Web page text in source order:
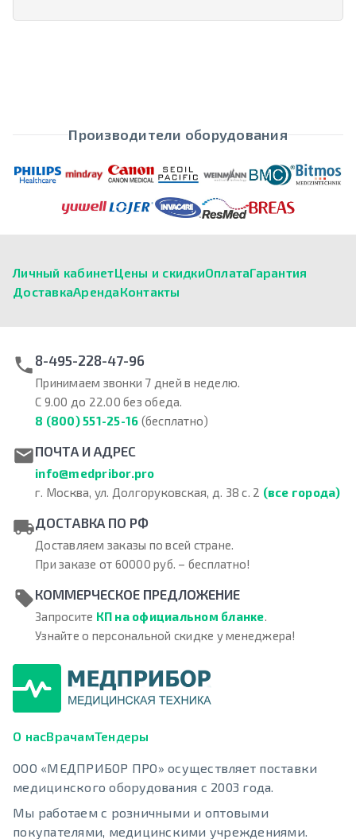
Производители оборудования
Личный кабинетЦены и скидкиОплатаГарантия
ДоставкаАрендаКонтакты
8-495-228-47-96
Принимаем звонки 7 дней в неделю.
С 9.00 до 22.00 без обеда.
8 (800) 551-25-16 (бесплатно)
ПОЧТА И АДРЕС
info@medpribor.pro
г. Москва, ул. Долгоруковская, д. 38 с. 2 (все города)
ДОСТАВКА ПО РФ
Доставляем заказы по всей стране.
При заказе от 60000 руб. – бесплатно!
КОММЕРЧЕСКОЕ ПРЕДЛОЖЕНИЕ
Запросите КП на официальном бланке.
Узнайте о персональной скидке у менеджера!
О насВрачамТендеры
ООО «МЕДПРИБОР ПРО» осуществляет поставки
медицинского оборудования с 2003 года.
Мы работаем с розничными и оптовыми
покупателями, медицинскими учреждениями.